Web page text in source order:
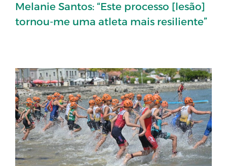
Melanie Santos: “Este processo [lesão]
tornou-me uma atleta mais resiliente”